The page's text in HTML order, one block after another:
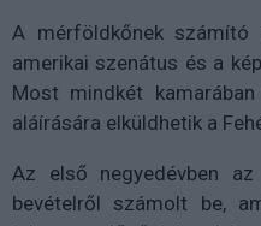
A mérföldkőnek számító
amerikai szenátus és a
Most mindkét
aláírására elküldhetik a
Az első negyedévben
bevételről számolt be,